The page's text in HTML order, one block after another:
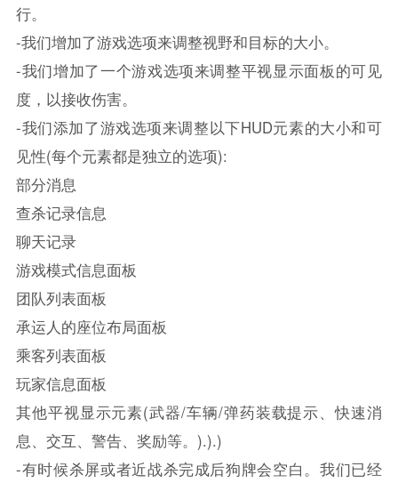
行。
-我们增加了游戏选项来调整视野和目标的大小。
-我们增加了一个游戏选项来调整平视显示面板的可见
度，以接收伤害。
-我们添加了游戏选项来调整以下HUD元素的大小和可
见性(每个元素都是独立的选项):
部分消息
查杀记录信息
聊天记录
游戏模式信息面板
团队列表面板
承运人的座位布局面板
乘客列表面板
玩家信息面板
其他平视显示元素(武器/车辆/弹药装载提示、快速消
息、交互、警告、奖励等。).).)
-有时候杀屏或者近战杀完成后狗牌会空白。我们已经